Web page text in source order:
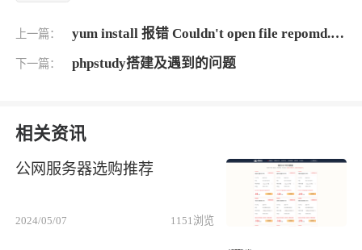
上一篇： yum install 报错 Couldn't open file repomd.xml的解决方法
下一篇： phpstudy搭建及遇到的问题
相关资讯
公网服务器选购推荐
2024/05/07 1151 浏览